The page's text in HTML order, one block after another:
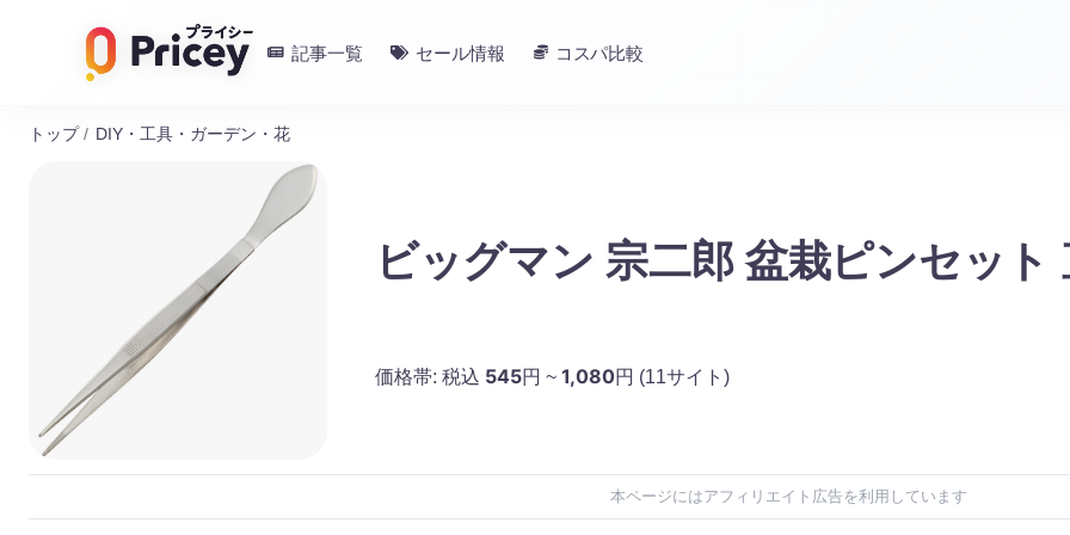
記事一覧 セール情報 コスパ比較
トップ / DIY・工具・ガーデン・花
ビッグマン 宗二郎 盆栽ピンセット
価格帯: 税込 545円 ~ 1,080円 (11サイト)
本ページにはアフィリエイト広告を利用しています